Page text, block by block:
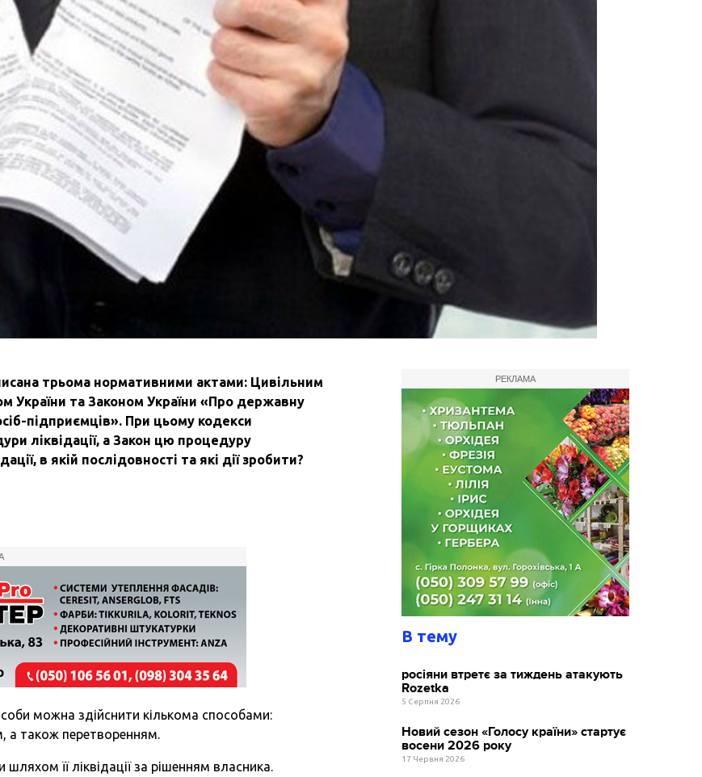
трьома нормативними актами: Цивільним
України та Законом України «Про державну
підприємців». При цьому кодекси
ліквідації, а Закон цю процедуру
в якій послідовності та які дії зробити?
можна здійснити кількома способами:
а також перетворенням.
її ліквідації за рішенням власника.
РЕКЛАМА
В тему
росіяни втретє за тиждень атакують
Rozetka
5 Серпня 2026
Новий сезон «Голосу країни» стартує
восени 2026 року
17 Червня 2026